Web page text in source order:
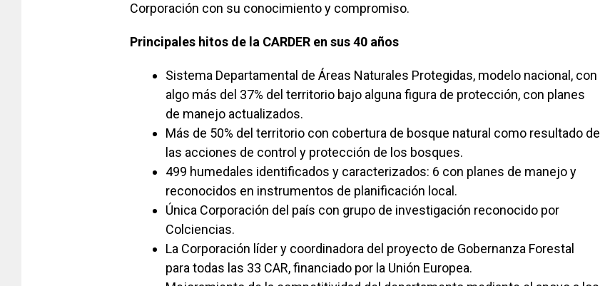
Corporación con su conocimiento y compromiso.
Principales hitos de la CARDER en sus 40 años
Sistema Departamental de Áreas Naturales Protegidas, modelo nacional, con
algo más del 37% del territorio bajo alguna figura de protección, con planes
de manejo actualizados.
Más de 50% del territorio con cobertura de bosque natural como resultado de
las acciones de control y protección de los bosques.
499 humedales identificados y caracterizados: 6 con planes de manejo y
reconocidos en instrumentos de planificación local.
Única Corporación del país con grupo de investigación reconocido por
Colciencias.
La Corporación líder y coordinadora del proyecto de Gobernanza Forestal
para todas las 33 CAR, financiado por la Unión Europea.